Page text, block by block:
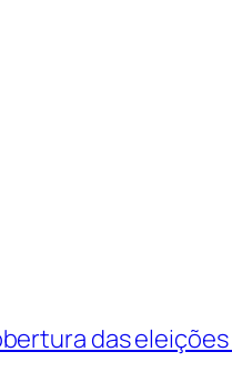
das eleições